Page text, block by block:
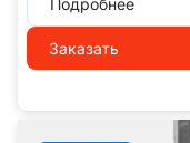
Подробнее
Заказать